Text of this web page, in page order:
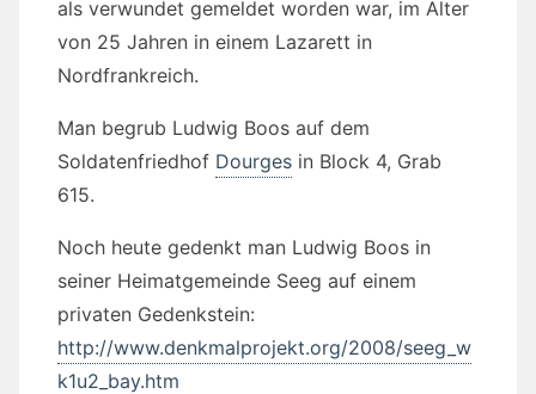
als verwundet gemeldet worden war, im Alter
von 25 Jahren in einem Lazarett in
Nordfrankreich.
Man begrub Ludwig Boos auf dem
Soldatenfriedhof Dourges in Block 4, Grab
615.
Noch heute gedenkt man Ludwig Boos in
seiner Heimatgemeinde Seeg auf einem
privaten Gedenkstein:
http://www.denkmalprojekt.org/2008/seeg_w
k1u2_bay.htm